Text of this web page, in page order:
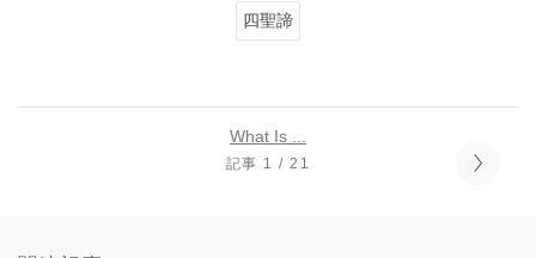
四聖諦
What Is ...
記事 1 / 21